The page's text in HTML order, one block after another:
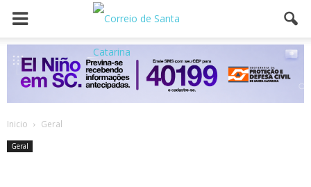
Inicio Geral
Geral